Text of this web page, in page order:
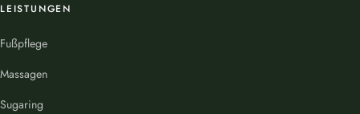
LEISTUNGEN
Fußpflege
Massagen
Sugaring